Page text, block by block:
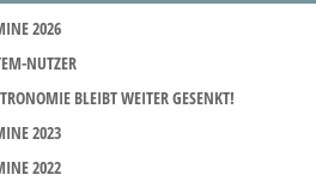
2026
NUTZER
BLEIBT WEITER GESENKT!
2023
2022